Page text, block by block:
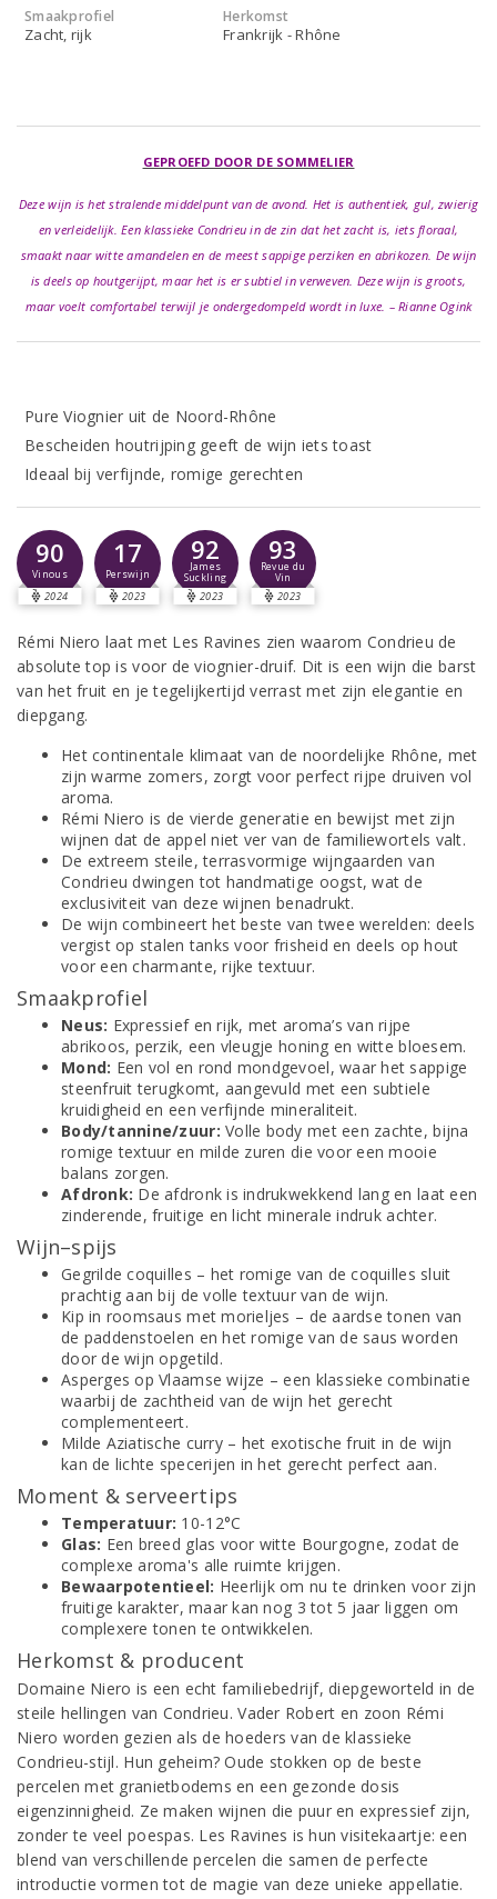
Smaakprofiel
Zacht, rijk
Herkomst
Frankrijk - Rhône
GEPROEFD DOOR DE SOMMELIER
Deze wijn is het stralende middelpunt van de avond. Het is authentiek, gul, zwierig
en verleidelijk. Een klassieke Condrieu in de zin dat het zacht is, iets floraal,
smaakt naar witte amandelen en de meest sappige perziken en abrikozen. De wijn
is deels op houtgerijpt, maar het is er subtiel in verweven. Deze wijn is groots,
maar voelt comfortabel terwijl je ondergedompeld wordt in luxe. – Rianne Ogink
Pure Viognier uit de Noord-Rhône
Bescheiden houtrijping geeft de wijn iets toast
Ideaal bij verfijnde, romige gerechten
90
Vinous
2024
17
Perswijn
2023
92
James
Suckling
2023
93
Revue du
Vin
2023
Rémi Niero laat met Les Ravines zien waarom Condrieu de
absolute top is voor de viognier-druif. Dit is een wijn die barst
van het fruit en je tegelijkertijd verrast met zijn elegantie en
diepgang.
Het continentale klimaat van de noordelijke Rhône, met
zijn warme zomers, zorgt voor perfect rijpe druiven vol
aroma.
Rémi Niero is de vierde generatie en bewijst met zijn
wijnen dat de appel niet ver van de familiewortels valt.
De extreem steile, terrasvormige wijngaarden van
Condrieu dwingen tot handmatige oogst, wat de
exclusiviteit van deze wijnen benadrukt.
De wijn combineert het beste van twee werelden: deels
vergist op stalen tanks voor frisheid en deels op hout
voor een charmante, rijke textuur.
Smaakprofiel
Neus: Expressief en rijk, met aroma’s van rijpe
abrikoos, perzik, een vleugje honing en witte bloesem.
Mond: Een vol en rond mondgevoel, waar het sappige
steenfruit terugkomt, aangevuld met een subtiele
kruidigheid en een verfijnde mineraliteit.
Body/tannine/zuur: Volle body met een zachte, bijna
romige textuur en milde zuren die voor een mooie
balans zorgen.
Afdronk: De afdronk is indrukwekkend lang en laat een
zinderende, fruitige en licht minerale indruk achter.
Wijn–spijs
Gegrilde coquilles – het romige van de coquilles sluit
prachtig aan bij de volle textuur van de wijn.
Kip in roomsaus met morieljes – de aardse tonen van
de paddenstoelen en het romige van de saus worden
door de wijn opgetild.
Asperges op Vlaamse wijze – een klassieke combinatie
waarbij de zachtheid van de wijn het gerecht
complementeert.
Milde Aziatische curry – het exotische fruit in de wijn
kan de lichte specerijen in het gerecht perfect aan.
Moment & serveertips
Temperatuur: 10-12°C
Glas: Een breed glas voor witte Bourgogne, zodat de
complexe aroma's alle ruimte krijgen.
Bewaarpotentieel: Heerlijk om nu te drinken voor zijn
fruitige karakter, maar kan nog 3 tot 5 jaar liggen om
complexere tonen te ontwikkelen.
Herkomst & producent
Domaine Niero is een echt familiebedrijf, diepgeworteld in de
steile hellingen van Condrieu. Vader Robert en zoon Rémi
Niero worden gezien als de hoeders van de klassieke
Condrieu-stijl. Hun geheim? Oude stokken op de beste
percelen met granietbodems en een gezonde dosis
eigenzinnigheid. Ze maken wijnen die puur en expressief zijn,
zonder te veel poespas. Les Ravines is hun visitekaartje: een
blend van verschillende percelen die samen de perfecte
introductie vormen tot de magie van deze unieke appellatie.